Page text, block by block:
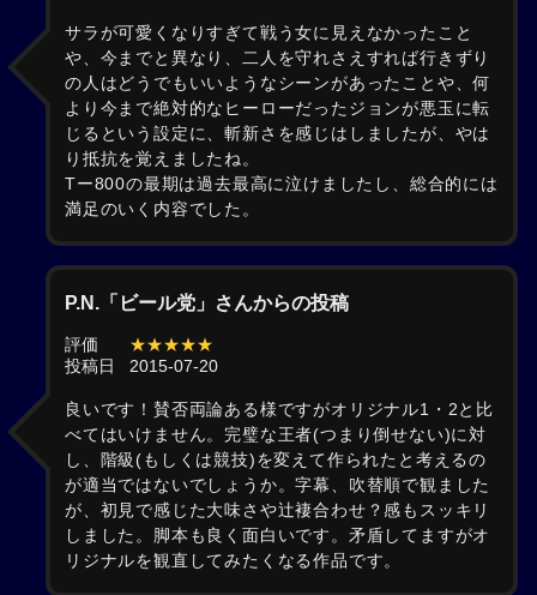
サラが可愛くなりすぎて戦う女に見えなかったこと
や、今までと異なり、二人を守れさえすれば行きずり
の人はどうでもいいようなシーンがあったことや、何
より今まで絶対的なヒーローだったジョンが悪玉に転
じるという設定に、斬新さを感じはしましたが、やは
り抵抗を覚えましたね。
Tー800の最期は過去最高に泣けましたし、総合的には
満足のいく内容でした。
P.N.「ビール党」さんからの投稿
評価
★★★★★
投稿日
2015-07-20
良いです！賛否両論ある様ですがオリジナル1・2と比
べてはいけません。完璧な王者(つまり倒せない)に対
し、階級(もしくは競技)を変えて作られたと考えるの
が適当ではないでしょうか。字幕、吹替順で観ました
が、初見で感じた大味さや辻褄合わせ？感もスッキリ
しました。脚本も良く面白いです。矛盾してますがオ
リジナルを観直してみたくなる作品です。